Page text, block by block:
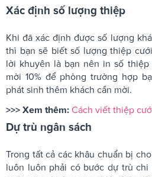
Xác định số lượng thiệp
Khi đã xác định được số lượng
thì bạn sẽ biết số lượng thiệp
lời khuyên là bạn nên in số
mời 10% để phòng trường hợp
phát sinh thêm khách cần mời.
>>> Xem thêm: Cách viết thiệp
Dự trù ngân sách
Trong tất cả các khâu chuẩn bị
luôn luôn phải có bước dự trù